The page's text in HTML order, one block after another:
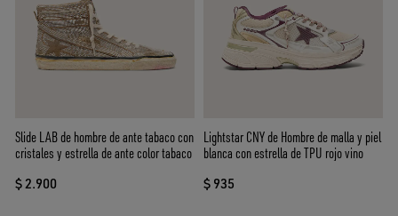
Slide LAB de hombre de ante tabaco con
cristales y estrella de ante color tabaco
$ 2.900
Lightstar CNY de Hombre de malla y piel
blanca con estrella de TPU rojo vino
$ 935